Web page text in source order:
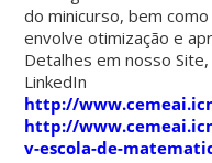
do minicurso, bem
envolve otimização e
Detalhes em nosso
LinkedIn
http://
http://
v-escola-de-